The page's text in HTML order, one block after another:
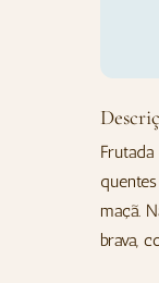
maçã.
brava,